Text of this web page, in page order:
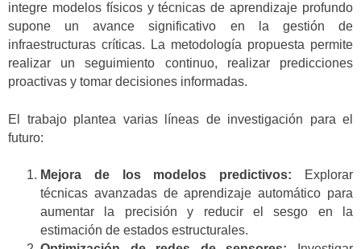
integre modelos físicos y técnicas de aprendizaje profundo
supone un avance significativo en la gestión de
infraestructuras críticas. La metodología propuesta permite
realizar un seguimiento continuo, realizar predicciones
proactivas y tomar decisiones informadas.
El trabajo plantea varias líneas de investigación para el
futuro:
Mejora de los modelos predictivos: Explorar
técnicas avanzadas de aprendizaje automático para
aumentar la precisión y reducir el sesgo en la
estimación de estados estructurales.